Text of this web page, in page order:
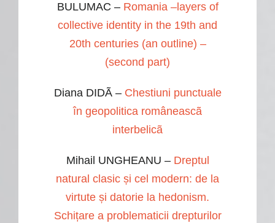
BULUMAC – Romania –layers of
collective identity in the 19th and
20th centuries (an outline) –
(second part)
Diana DIDÃ – Chestiuni punctuale
în geopolitica româneascã
interbelicã
Mihail UNGHEANU – Dreptul
natural clasic și cel modern: de la
virtute și datorie la hedonism.
Schițare a problematicii drepturilor